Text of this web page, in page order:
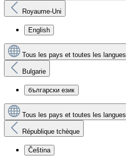
Royaume-Uni
English
Tous les pays et toutes les langues
Bulgarie
български език
Tous les pays et toutes les langues
République tchèque
Čeština